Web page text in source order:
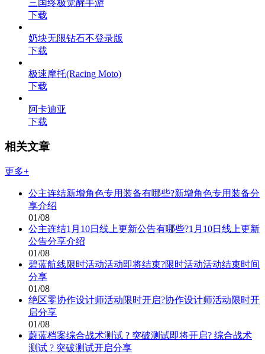
三国终极觉醒手游
下载
奶块无限钻石不登录版
下载
极速摩托(Racing Moto)
下载
阿卡迪亚
下载
相关文章
更多+
公主连结新增角色专用装备有哪些?新增角色专用装备分
享介绍
01/08
公主连结1月10日线上更新公告有哪些?1月10日线上更新
公告分享介绍
01/08
碧蓝航线限时活动活动即将结束?限时活动活动结束时间
分享
01/08
绝区零协作设计师活动限时开启?协作设计师活动限时开
启分享
01/08
蔚蓝档案综合战术测试 ? 突破测试即将开启? 综合战术
测试 ? 突破测试开启分享